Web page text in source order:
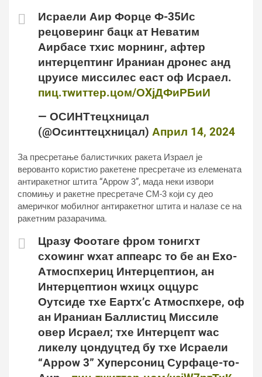
Исраели Аир Форце Ф-35Ис
рецоверинг бацк ат Неватим
Аирбасе тхис морнинг, афтер
интерцептинг Ираниан дронес анд
цруисе миссилес еаст оф Исраел.
пиц.тwиттер.цом/ОXјДФиРБиИ
— ОСИНТтецхницал
(@Осинттецхницал) Април 14, 2024
За пресретање балистичких ракета Израел је
верованто користио ракетене пресретаче из елемената
антиракетног штита “Арроw 3”, мада неки извори
спомињу и ракетне пресретаче СМ-3 који су део
америчког мобилног антиракетног штита и налазе се на
ракетним разарачима.
Цразy Фоотаге фром тонигхт
схоwинг wхат аппеарс то бе ан Еxо-
Атмоспхериц Интерцептион, ан
Интерцептион wхицх оццурс
Оутсиде тхе Еартх’с Атмоспхере, оф
ан Ираниан Баллистиц Миссиле
овер Исраел; тхе Интерцепт wас
ликелy цондуцтед бy тхе Исраели
“Арроw 3” Хyперсониц Сурфаце-то-